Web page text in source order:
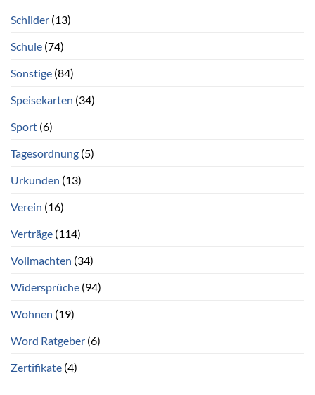
Schilder (13)
Schule (74)
Sonstige (84)
Speisekarten (34)
Sport (6)
Tagesordnung (5)
Urkunden (13)
Verein (16)
Verträge (114)
Vollmachten (34)
Widersprüche (94)
Wohnen (19)
Word Ratgeber (6)
Zertifikate (4)